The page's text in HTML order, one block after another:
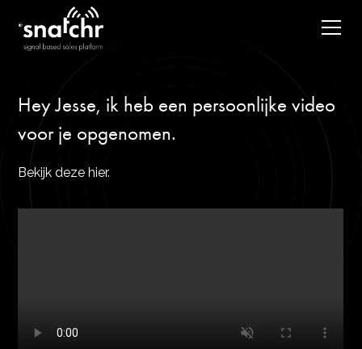
Hey Jesse, ik heb een persoonlijke video
voor je opgenomen.
Bekijk deze hier.